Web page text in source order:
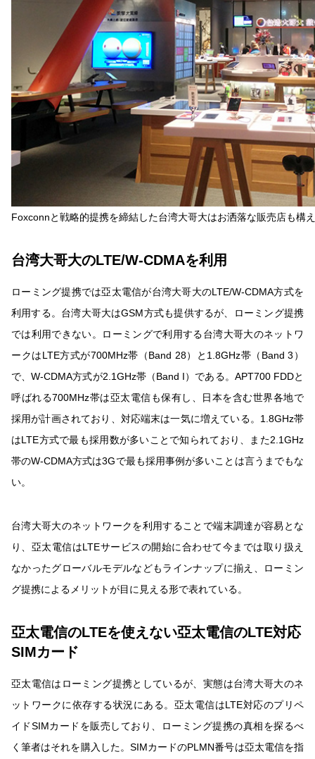
Foxconnと戦略的提携を締結した台湾大哥大はお洒落な販売店も構
台湾大哥大のLTE/W-CDMAを利用
ローミング提携では亞太電信が台湾大哥大のLTE/W-CDMA方式を
利用する。台湾大哥大はGSM方式も提供するが、ローミング提携
では利用できない。ローミングで利用する台湾大哥大のネットワ
ークはLTE方式が700MHz帯（Band 28）と1.8GHz帯（Band 3）
で、W-CDMA方式が2.1GHz帯（Band I）である。APT700 FDDと
呼ばれる700MHz帯は亞太電信も保有し、日本を含む世界各地で
採用が計画されており、対応端末は一気に増えている。1.8GHz帯
はLTE方式で最も採用数が多いことで知られており、また2.1GHz
帯のW-CDMA方式は3Gで最も採用事例が多いことは言うまでもな
い。
台湾大哥大のネットワークを利用することで端末調達が容易とな
り、亞太電信はLTEサービスの開始に合わせて今までは取り扱え
なかったグローバルモデルなどもラインナップに揃え、ローミン
グ提携によるメリットが目に見える形で表れている。
亞太電信のLTEを使えない亞太電信のLTE対応
SIMカード
亞太電信はローミング提携としているが、実態は台湾大哥大のネ
ットワークに依存する状況にある。亞太電信はLTE対応のプリペ
イドSIMカードを販売しており、ローミング提携の真相を探るべ
く筆者はそれを購入した。SIMカードのPLMN番号は亞太電信を指